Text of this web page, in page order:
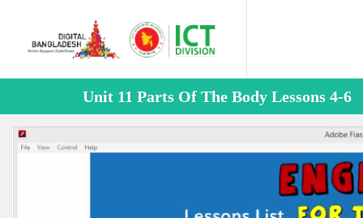
Unit 11 Parts Of The Body Lessons 4-6